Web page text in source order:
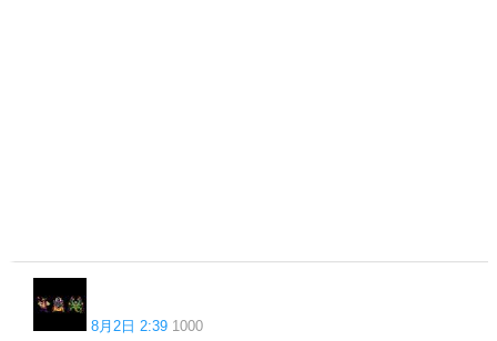
8月2日 2:39 1000